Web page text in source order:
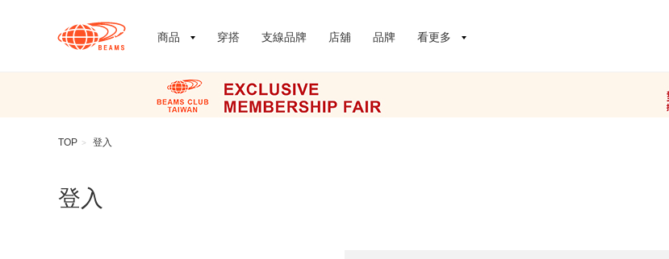
商品 穿搭 支線品牌 店舖 品牌 看更多
TOP > 登入
登入